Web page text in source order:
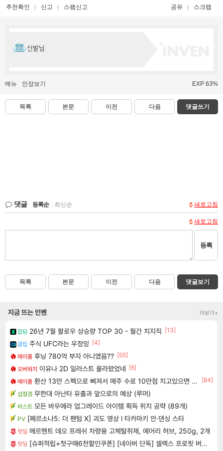
추천확인 신고 스팸신고 공유 스크랩
신발님
메뉴 인장보기 EXP 63%
목록 본문 이전 다음 댓글쓰기
댓글 등록순 최신순 새로고침
새로고침
등록
목록 본문 이전 다음 댓글보기
지금 뜨는 인벤 더보기+
잡담 26년 7월 팔로우 상승량 TOP 30 - 월간 치지직 [13]
클립 주식 UFC라는 우정잉 [4]
메이플 후닝 780억 부자 아니였음?? [55]
오버워치 이유나 2D 일러스트 올라왔었네 [6]
메이플 환산 13만 스펙으로 삐져서 매주 수로 10만점 치고있으면 ㅋㅋ
[84]
섭컬겜 무한대 아난타 유출과 앞으로의 예상 (루머)
비스트 모든 바우에라 업그레이드 아이템 획득 위치 공략 (89개)
PV [페르소나5: 더 팬텀 X] 괴도 영상 l 타카마키 안·댄싱 스타
핫딜 메르헨트 데오 프레쉬 차량용 고체탈취제, 에어리 허브, 250g, 2개
핫딜 [슈퍼적립+첫구매6천할인쿠폰] [네이버 단독] 셀렉스 프로핏 버라이어티팩(총 8입)